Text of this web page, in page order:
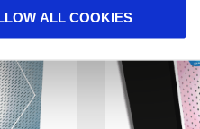
ALL COOKIES